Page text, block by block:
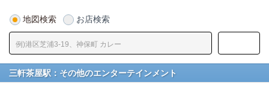
地図検索 お店検索
三軒茶屋駅：その他のエンターテインメント